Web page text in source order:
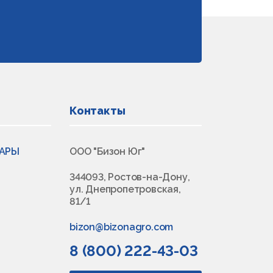
Контакты
ООО "Бизон Юг"
344093, Ростов-на-Дону,
ул. Днепропетровская,
81/1
bizon@bizonagro.com
8 (800) 222-43-03